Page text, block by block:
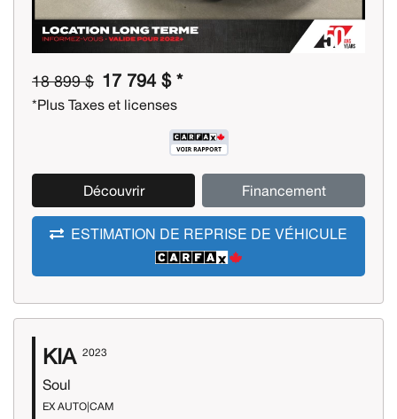
18 899 $ 17 794 $ *
*Plus Taxes et licenses
Découvrir Financement
ESTIMATION DE REPRISE DE VÉHICULE
KIA 2023
Soul
EX AUTO|CAM